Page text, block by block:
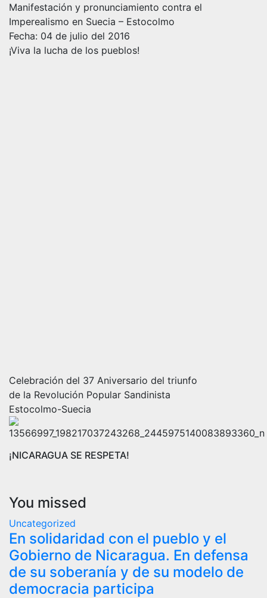
Manifestación y pronunciamiento contra el
Imperealismo en Suecia – Estocolmo
Fecha: 04 de julio del 2016
¡Viva la lucha de los pueblos!
Celebración del 37 Aniversario del triunfo
de la Revolución Popular Sandinista
Estocolmo-Suecia
¡NICARAGUA SE RESPETA!
You missed
Uncategorized
En solidaridad con el pueblo y el
Gobierno de Nicaragua. En defensa
de su soberanía y de su modelo de
democracia participa